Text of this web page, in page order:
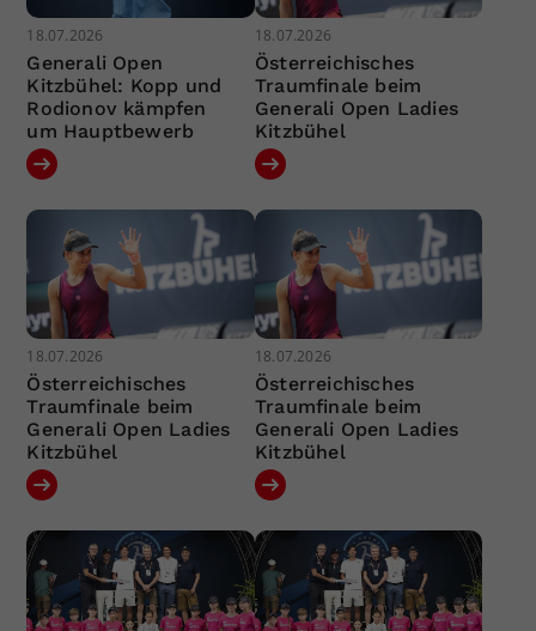
18.07.2026
Generali Open
Kitzbühel: Kopp und
Rodionov kämpfen
um Hauptbewerb
18.07.2026
Österreichisches
Traumfinale beim
Generali Open Ladies
Kitzbühel
18.07.2026
Österreichisches
Traumfinale beim
Generali Open Ladies
Kitzbühel
18.07.2026
Österreichisches
Traumfinale beim
Generali Open Ladies
Kitzbühel